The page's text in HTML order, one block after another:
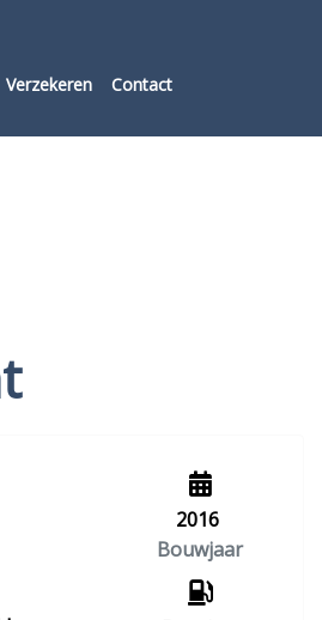
Verzekeren Contact
2016
Bouwjaar